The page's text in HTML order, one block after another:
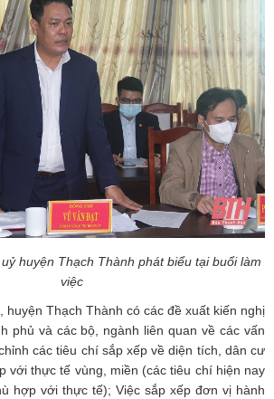
huyện Thạch Thành phát biểu tại buổi làm
việc
huyện Thạch Thành có các đề xuất kiến nghị
phủ và các bộ, ngành liên quan về các vấn
các tiêu chí sắp xếp về diện tích, dân cư
với thực tế vùng, miền (các tiêu chí hiện nay
hợp với thực tế); Việc sắp xếp đơn vị hành